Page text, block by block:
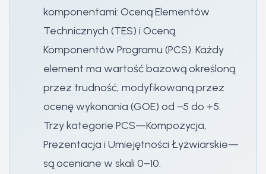
komponentami: Oceną Elementów
Technicznych (TES) i Oceną
Komponentów Programu (PCS). Każdy
element ma wartość bazową określoną
przez trudność, modyfikowaną przez
ocenę wykonania (GOE) od −5 do +5.
Trzy kategorie PCS—Kompozycja,
Prezentacja i Umiejętności Łyżwiarskie—
są oceniane w skali 0–10.